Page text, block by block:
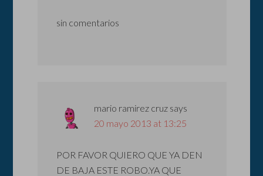
sin comentarios
mario ramirez cruz says
20 mayo 2013 at 13:25
POR FAVOR QUIERO QUE YA DEN
DE BAJA ESTE ROBO.YA QUE